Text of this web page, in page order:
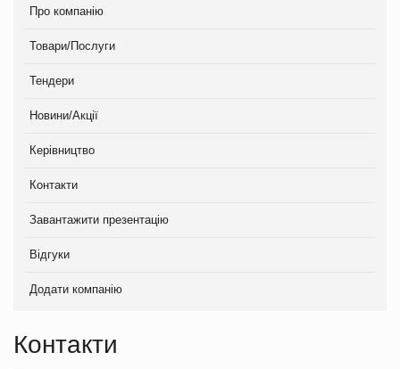
Про компанію
Товари/Послуги
Тендери
Новини/Акції
Керівництво
Контакти
Завантажити презентацію
Відгуки
Додати компанію
Контакти